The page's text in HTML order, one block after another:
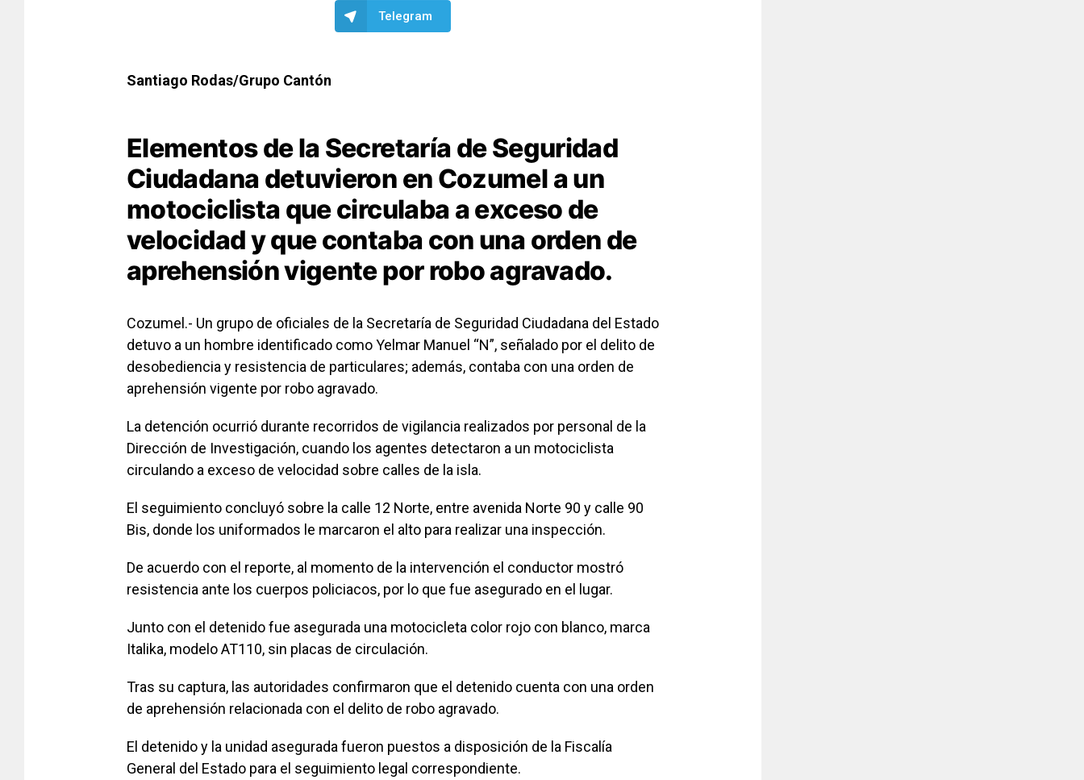
Telegram
Santiago Rodas/Grupo Cantón
Elementos de la Secretaría de Seguridad
Ciudadana detuvieron en Cozumel a un
motociclista que circulaba a exceso de
velocidad y que contaba con una orden de
aprehensión vigente por robo agravado.
Cozumel.- Un grupo de oficiales de la Secretaría de Seguridad Ciudadana del Estado
detuvo a un hombre identificado como Yelmar Manuel “N”, señalado por el delito de
desobediencia y resistencia de particulares; además, contaba con una orden de
aprehensión vigente por robo agravado.
La detención ocurrió durante recorridos de vigilancia realizados por personal de la
Dirección de Investigación, cuando los agentes detectaron a un motociclista
circulando a exceso de velocidad sobre calles de la isla.
El seguimiento concluyó sobre la calle 12 Norte, entre avenida Norte 90 y calle 90
Bis, donde los uniformados le marcaron el alto para realizar una inspección.
De acuerdo con el reporte, al momento de la intervención el conductor mostró
resistencia ante los cuerpos policiacos, por lo que fue asegurado en el lugar.
Junto con el detenido fue asegurada una motocicleta color rojo con blanco, marca
Italika, modelo AT110, sin placas de circulación.
Tras su captura, las autoridades confirmaron que el detenido cuenta con una orden
de aprehensión relacionada con el delito de robo agravado.
El detenido y la unidad asegurada fueron puestos a disposición de la Fiscalía
General del Estado para el seguimiento legal correspondiente.